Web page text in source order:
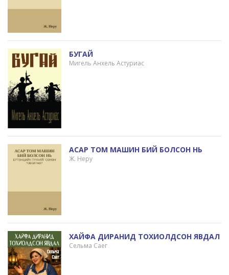
БУГАЙ
Мигель Анхель Астуриас
АСАР ТОМ МАШИН БИЙ БОЛСОН НЬ
Ж. Неру
ХАЙФА ДИРАНИД ТОХИОЛДСОН ЯВДАЛ
Сельма Саег